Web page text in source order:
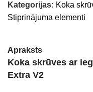
Kategorijas: Koka
Stiprinājuma elementi
Apraksts
Koka skrūves ar
Extra V2